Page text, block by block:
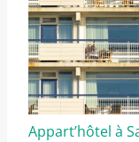
Appart’hôtel à